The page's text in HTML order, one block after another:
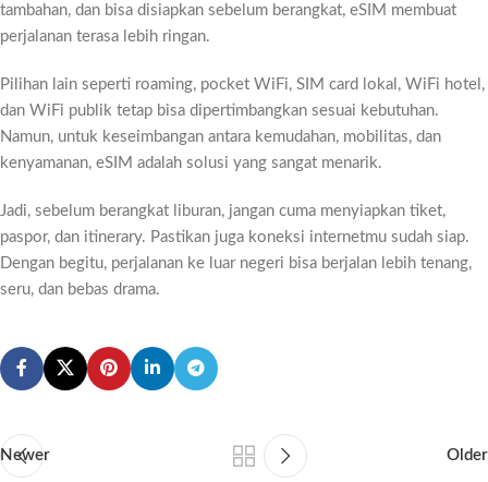
tambahan, dan bisa disiapkan sebelum berangkat, eSIM membuat
perjalanan terasa lebih ringan.
Pilihan lain seperti roaming, pocket WiFi, SIM card lokal, WiFi hotel,
dan WiFi publik tetap bisa dipertimbangkan sesuai kebutuhan.
Namun, untuk keseimbangan antara kemudahan, mobilitas, dan
kenyamanan, eSIM adalah solusi yang sangat menarik.
Jadi, sebelum berangkat liburan, jangan cuma menyiapkan tiket,
paspor, dan itinerary. Pastikan juga koneksi internetmu sudah siap.
Dengan begitu, perjalanan ke luar negeri bisa berjalan lebih tenang,
seru, dan bebas drama.
Newer Older